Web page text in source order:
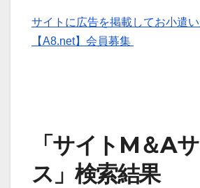
サイトに広告を掲載してお小遣い
【A8.net】会員募集
「サイトM＆A
ス」検索結果